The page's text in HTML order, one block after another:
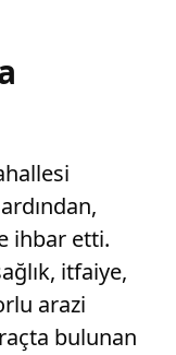
ihbar etti.
itfaiye,
arazi
bulunan